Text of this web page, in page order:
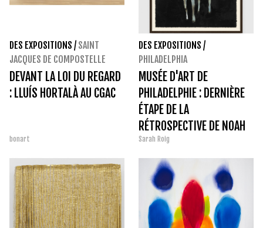
DES EXPOSITIONS / SAINT
JACQUES DE COMPOSTELLE
DEVANT LA LOI DU REGARD
: LLUÍS HORTALÀ AU CGAC
bonart
DES EXPOSITIONS /
PHILADELPHIA
MUSÉE D'ART DE
PHILADELPHIE : DERNIÈRE
ÉTAPE DE LA
RÉTROSPECTIVE DE NOAH
DAVIS
Sarah Roig